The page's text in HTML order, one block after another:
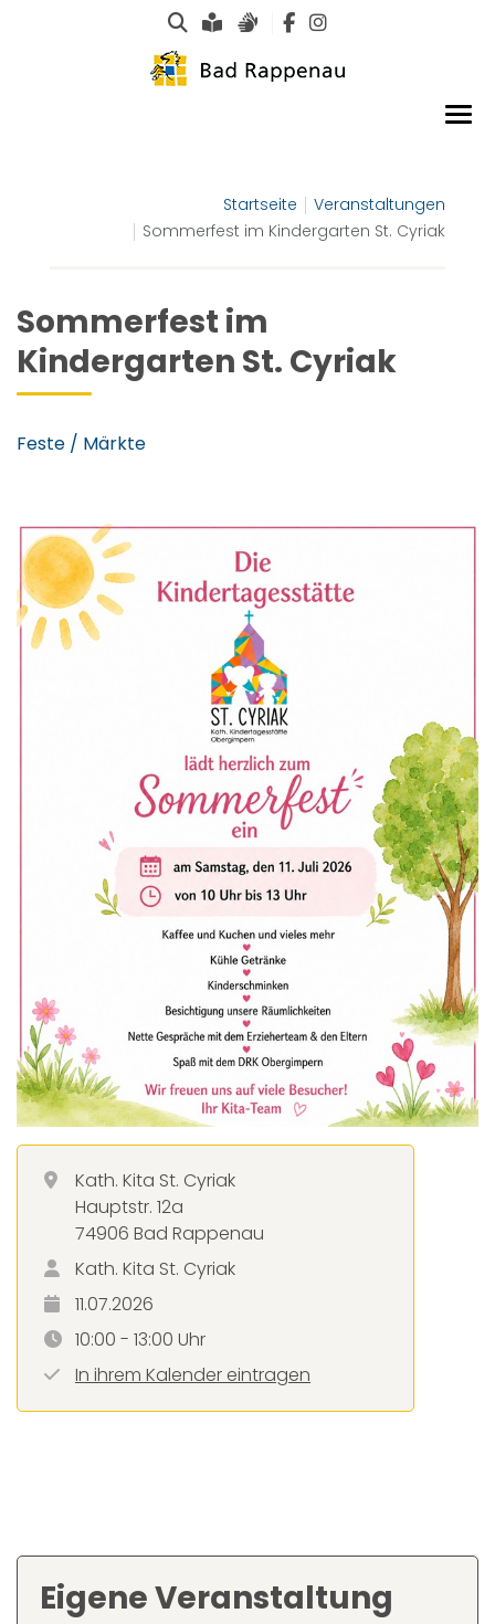
Suche
Leichte Sprache
Gebärdensprachen
Startseite
Veranstaltungen
Sommerfest im Kindergarten St. Cyriak
Sommerfest im
Kindergarten St. Cyriak
Feste / Märkte
Kath. Kita St. Cyriak
Hauptstr. 12a
74906 Bad Rappenau
Kath. Kita St. Cyriak
11.07.2026
10:00 - 13:00 Uhr
In ihrem Kalender eintragen
Eigene Veranstaltung